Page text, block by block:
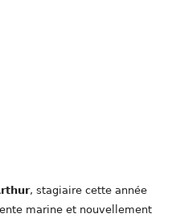
, stagiaire cette année
marine et nouvellement